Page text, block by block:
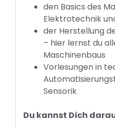
den Basics des
Elektrotechnik
der Herstellung
– hier lernst du
Maschinenbaus
Vorlesungen in
Sensorik
Du kannst Dich